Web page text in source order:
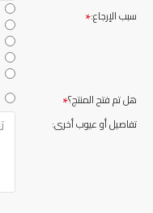
سبب الإرجاع:
هل تم فتح المنتج؟
تفاصيل أو عيوب أخرى: